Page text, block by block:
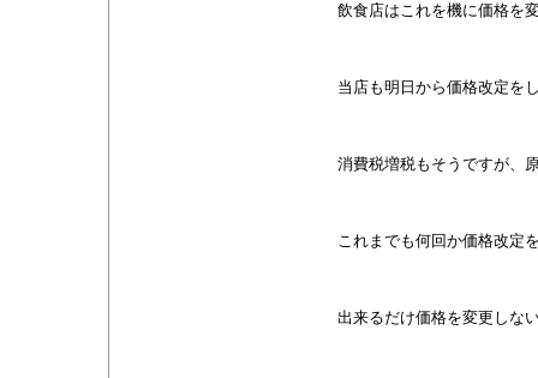
飲食店はこれを機に価格を
当店も明日から価格改定を
消費税増税もそうですが、
これまでも何回か価格改定
出来るだけ価格を変更しな